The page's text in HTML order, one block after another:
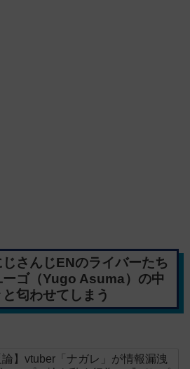
じさんじENのライバーたち
ーゴ（Yugo Asuma）の中
匂わせてしまう
論】vtuber「ナガレ」が情報漏洩